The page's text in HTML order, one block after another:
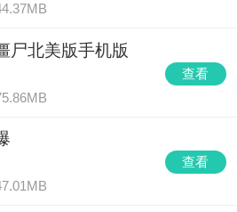
查看
尸北美版手机版
查看